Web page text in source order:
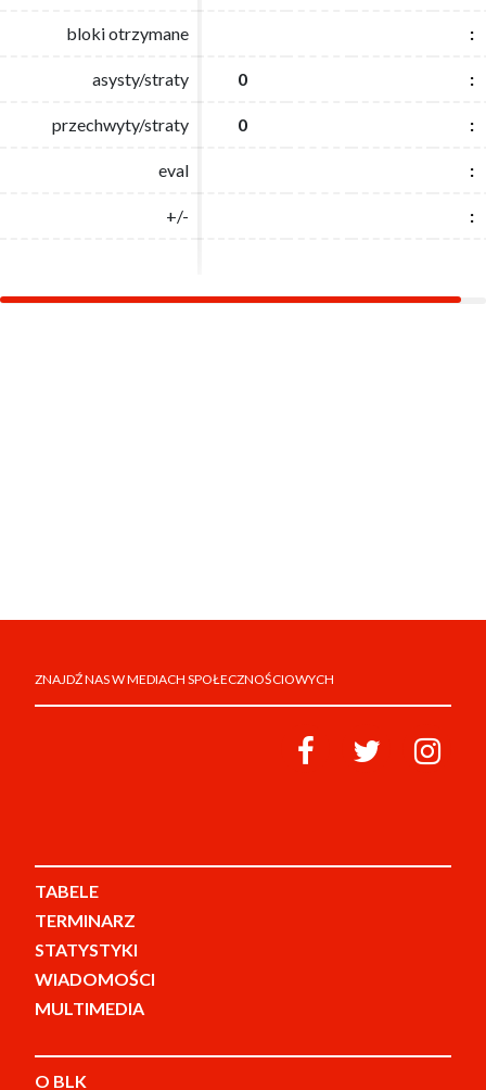
bloki otrzymane :
asysty/straty 0 :
przechwyty/straty 0 :
eval :
+/- :
bloki otrzymane :
asysty/straty 0 :
przechwyty/straty 0 :
eval :
+/- :
ZNAJDŹ NAS W MEDIACH SPOŁECZNOŚCIOWYCH
TABELE
TERMINARZ
STATYSTYKI
WIADOMOŚCI
MULTIMEDIA
O BLK